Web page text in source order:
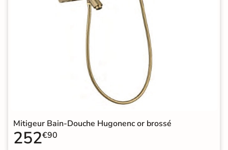
Mitigeur Bain-Douche Hugonenc or brossé
252€90